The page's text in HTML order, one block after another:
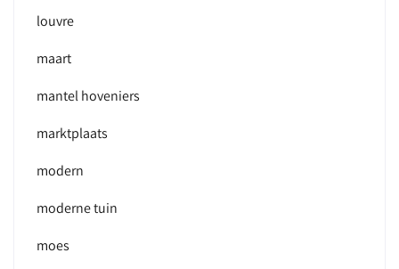
louvre
maart
mantel hoveniers
marktplaats
modern
moderne tuin
moes